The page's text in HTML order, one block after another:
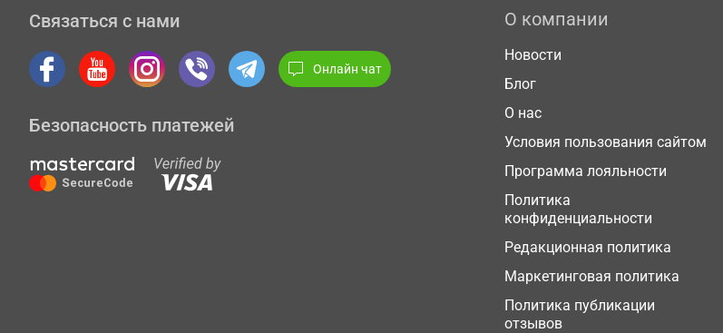
Связаться с нами
Онлайн чат
Безопасность платежей
О компании
Новости
Блог
О нас
Условия пользования сайтом
Программа лояльности
Политика
конфиденциальности
Редакционная политика
Маркетинговая политика
Политика публикации
отзывов